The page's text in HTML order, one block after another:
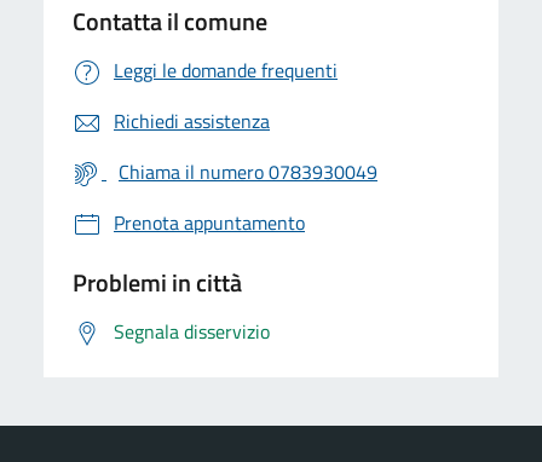
Contatta il comune
Leggi le domande frequenti
Richiedi assistenza
Chiama il numero 0783930049
Prenota appuntamento
Problemi in città
Segnala disservizio